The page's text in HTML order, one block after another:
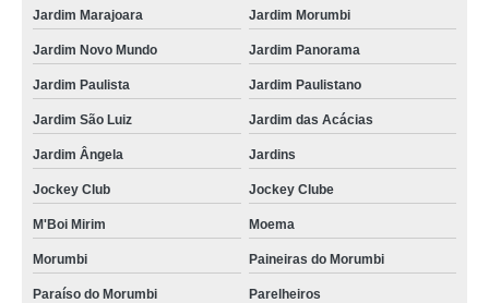
gráfica de cordão para crachá personalizado Lapa
cordão para crachá em poliéster Cotia
fábrica de cordões para crachás Osasco
cordão para crachá digital Chácara Inglesa
gráfica de cordão poliéster para crachá Campo Belo
gráfica de cordão para crachá personalizado Água Branca
gráfica de cordão em poliéster para crachá Santa Isabel
empresas que fazem cordão para crachá personalizado Cidade Tiradentes
Jardim Marajoara Jardim Morumbi
Jardim Novo Mundo Jardim Panorama
Jardim Paulista Jardim Paulistano
Jardim São Luiz Jardim das Acácias
Jardim Ângela Jardins
Jockey Club Jockey Clube
M'Boi Mirim Moema
Morumbi Paineiras do Morumbi
Paraíso do Morumbi Parelheiros